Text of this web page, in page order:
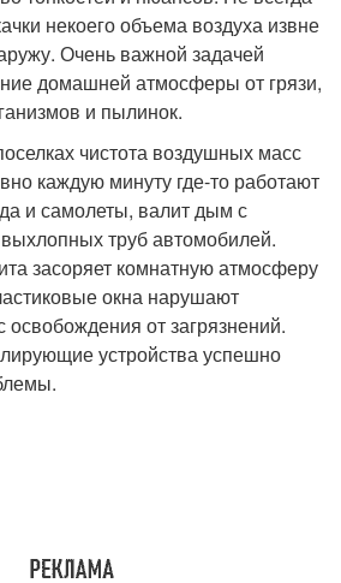
некоего объема воздуха извне
Очень важной задачей
домашней атмосферы от грязи,
и пылинок.
чистота воздушных масс
каждую минуту где-то работают
и самолеты, валит дым с
труб автомобилей.
засоряет комнатную атмосферу
окна нарушают
от загрязнений.
устройства успешно